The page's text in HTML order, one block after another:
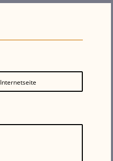
Internetseite